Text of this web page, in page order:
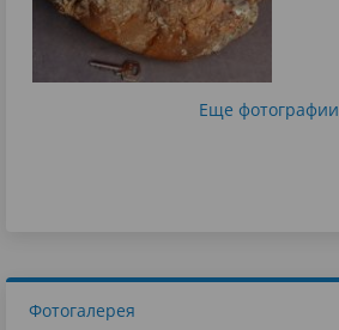
Еще фотографии
Фотогалерея